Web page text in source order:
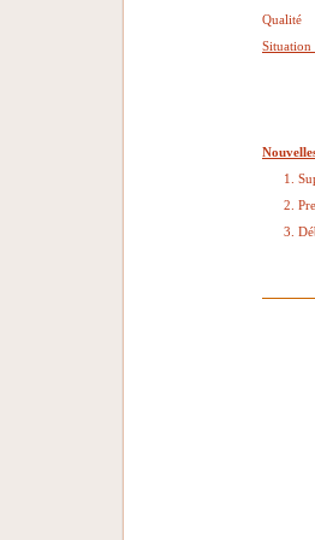
Qualité
Situation
1.
2.
3.